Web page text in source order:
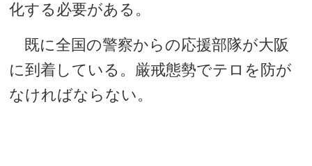
化する必要がある。
既に全国の警察からの応援部隊が大阪
に到着している。厳戒態勢でテロを防が
なければならない。